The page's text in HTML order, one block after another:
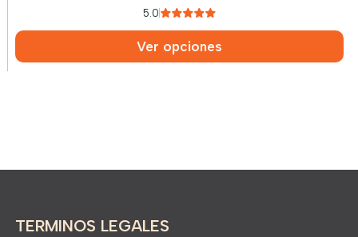
5.0
Ver opciones
TERMINOS LEGALES